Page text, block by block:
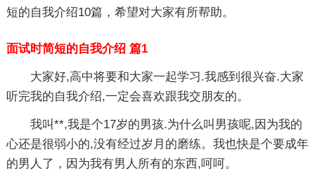
短的自我介绍10篇，希望对大家有所帮助。
面试时简短的自我介绍 篇1
大家好,高中将要和大家一起学习.我感到很兴奋.大家
听完我的自我介绍,一定会喜欢跟我交朋友的。
我叫**,我是个17岁的男孩.为什么叫男孩呢,因为我的
心还是很弱小的,没有经过岁月的磨练。我也快是个要成年
的男人了，因为我有男人所有的东西,呵呵。